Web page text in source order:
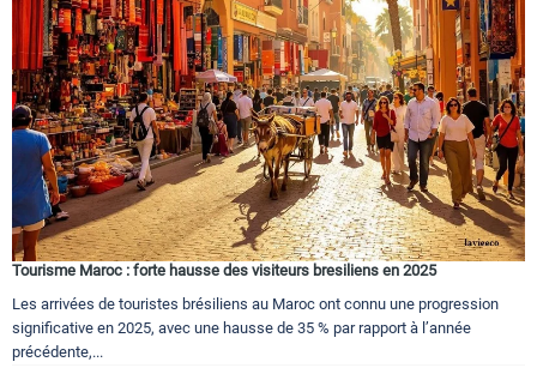
Tourisme Maroc : forte hausse des visiteurs bresiliens en 2025
Les arrivées de touristes brésiliens au Maroc ont connu une progression
significative en 2025, avec une hausse de 35 % par rapport à l’année
précédente,...